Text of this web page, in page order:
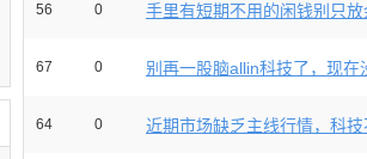
56 0 手里有短期不用的闲钱别只
67 0 别再一股脑allin科技了，现在
64 0 近期市场缺乏主线行情，科